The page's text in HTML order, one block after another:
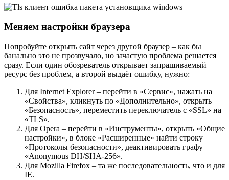
Меняем настройки браузера
Попробуйте открыть сайт через другой браузер – как бы
банально это не прозвучало, но зачастую проблема решается
сразу. Если один обозреватель открывает запрашиваемый
ресурс без проблем, а второй выдаёт ошибку, нужно:
Для Internet Explorer – перейти в «Сервис», нажать на
«Свойства», кликнуть по «Дополнительно», открыть
«Безопасность», переместить переключатель с «SSL» на
«TLS».
Для Opera – перейти в «Инструменты», открыть «Общие
настройки», в блоке «Расширенные» найти строку
«Протоколы безопасности», деактивировать графу
«Anonymous DH/SHA-256».
Для Mozilla Firefox – та же последовательность, что и для
IE.